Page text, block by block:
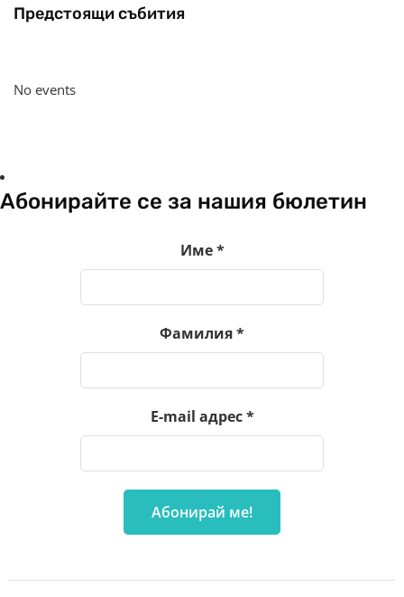
Предстоящи събития
No events
Абонирайте се за нашия бюлетин
Име*
Фамилия*
E-mail адрес*